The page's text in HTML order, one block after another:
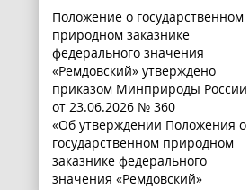
Положение о государственном
природном заказнике
федерального значения
«Ремдовский» утверждено
приказом Минприроды России
от 23.06.2026 № 360
«Об утверждении Положения о
государственном природном
заказнике федерального
значения «Ремдовский»